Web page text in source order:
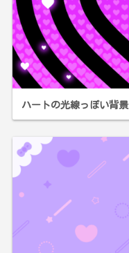
ハートの光線っぽい背景